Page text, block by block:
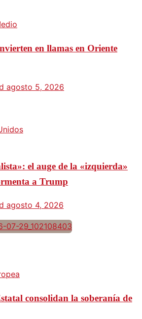
en llamas en Oriente
agosto 5, 2026
el auge de la «izquierda»
a Trump
agosto 4, 2026
consolidan la soberanía de